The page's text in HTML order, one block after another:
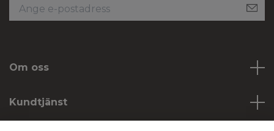
Om oss
Kundtjänst